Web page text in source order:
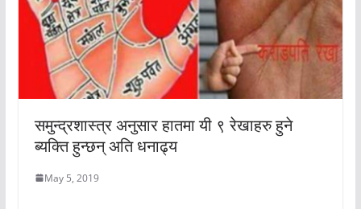
समुन्द्रशास्त्र अनुसार हातमा यी ९ रेखाहरु हुने
ब्यक्ति हुन्छन् अति धनाढ्य
May 5, 2019